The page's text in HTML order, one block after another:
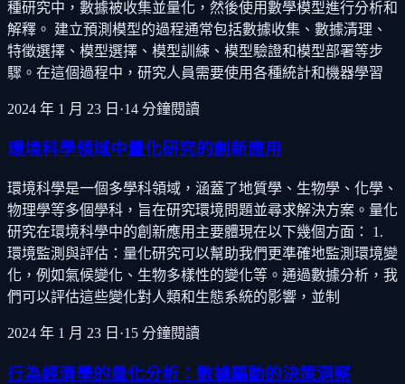
種研究中，數據被收集並量化，然後使用數學模型進行分析和
解釋。 建立預測模型的過程通常包括數據收集、數據清理、
特徵選擇、模型選擇、模型訓練、模型驗證和模型部署等步
驟。在這個過程中，研究人員需要使用各種統計和機器學習
2024 年 1 月 23 日 ·14 分鐘閱讀
環境科學領域中量化研究的創新應用
環境科學是一個多學科領域，涵蓋了地質學、生物學、化學、
物理學等多個學科，旨在研究環境問題並尋求解決方案。量化
研究在環境科學中的創新應用主要體現在以下幾個方面： 1.
環境監測與評估：量化研究可以幫助我們更準確地監測環境變
化，例如氣候變化、生物多樣性的變化等。通過數據分析，我
們可以評估這些變化對人類和生態系統的影響，並制
2024 年 1 月 23 日 ·15 分鐘閱讀
行為經濟學的量化分析：數據驅動的決策洞察